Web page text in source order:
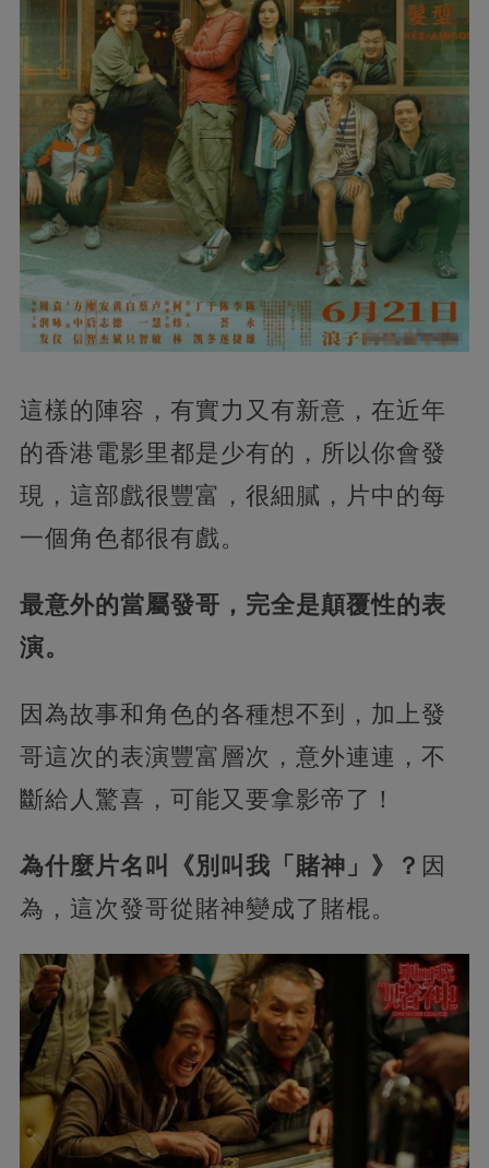
這樣的陣容，有實力又有新意，在近年
的香港電影里都是少有的，所以你會發
現，這部戲很豐富，很細膩，片中的每
一個角色都很有戲。
最意外的當屬發哥，完全是顛覆性的表
演。
因為故事和角色的各種想不到，加上發
哥這次的表演豐富層次，意外連連，不
斷給人驚喜，可能又要拿影帝了！
為什麼片名叫《別叫我「賭神」》？ 因
為，這次發哥從賭神變成了賭棍。